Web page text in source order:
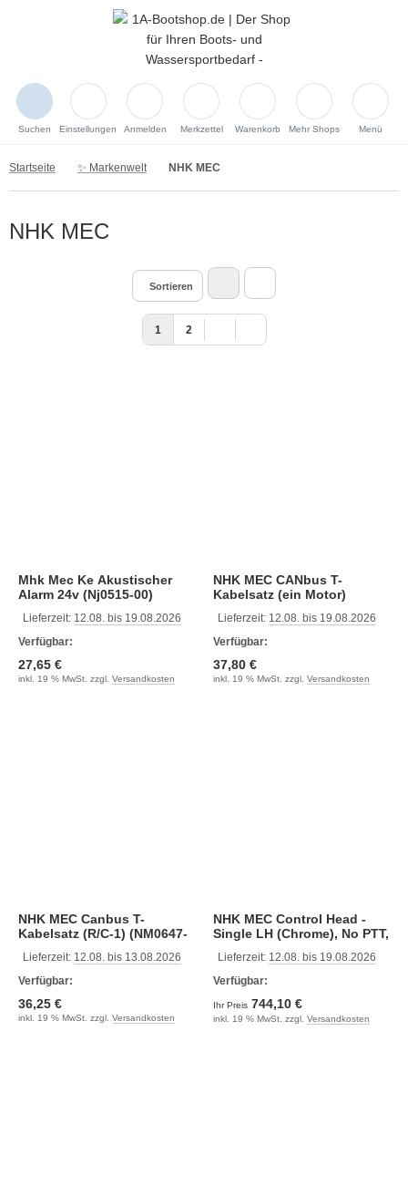
Suchen Einstellungen Anmelden Merkzettel Warenkorb Mehr Shops Menü
Startseite ✨ Markenwelt NHK MEC
NHK MEC
Sortieren
1 2
Mhk Mec Ke Akustischer
Alarm 24v (Nj0515-00)
Lieferzeit: 12.08. bis 19.08.2026
Verfügbar:
27,65 €
inkl. 19 % MwSt. zzgl. Versandkosten
NHK MEC CANbus T-
Kabelsatz (ein Motor)
Lieferzeit: 12.08. bis 19.08.2026
Verfügbar:
37,80 €
inkl. 19 % MwSt. zzgl. Versandkosten
NHK MEC Canbus T-
Kabelsatz (R/C-1) (NM0647-
Lieferzeit: 12.08. bis 13.08.2026
Verfügbar:
36,25 €
inkl. 19 % MwSt. zzgl. Versandkosten
NHK MEC Control Head -
Single LH (Chrome), No PTT,
Lieferzeit: 12.08. bis 19.08.2026
Verfügbar:
Ihr Preis 744,10 €
inkl. 19 % MwSt. zzgl. Versandkosten